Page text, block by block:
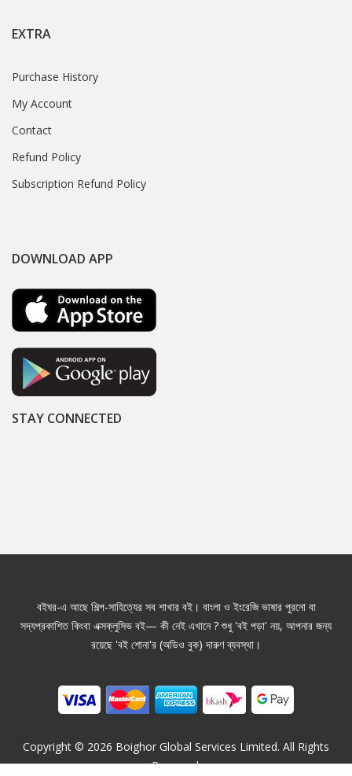
EXTRA
Purchase History
My Account
Contact
Refund Policy
Subscription Refund Policy
DOWNLOAD APP
STAY CONNECTED
বইঘর-এ আছে শিল্প-সাহিত্যের সব শাখার বই। বাংলা ও ইংরেজি ভাষার পুরনো বা
সদ্যপ্রকাশিত কিংবা এক্সক্লুসিভ বই— কী নেই এখানে ? শুধু 'বই পড়া' নয়, আপনার জন্য
রয়েছে 'বই শোনা'র (অডিও বুক) দারুণ ব্যবস্থা।
Copyright © 2026 Boighor Global Services Limited. All Rights
Reserved.